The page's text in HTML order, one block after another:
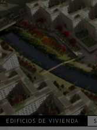
EDIFICIOS DE VIVIENDA